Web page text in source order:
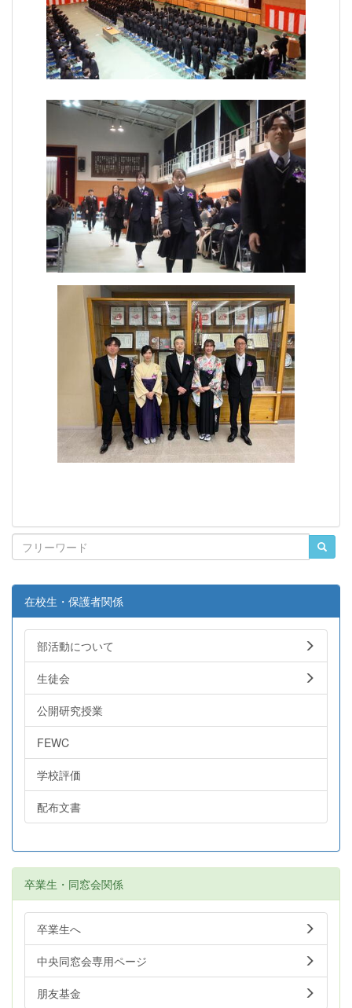
在校生・保護者関係
部活動について
生徒会
公開研究授業
FEWC
学校評価
配布文書
卒業生・同窓会関係
卒業生へ
中央同窓会専用ページ
朋友基金